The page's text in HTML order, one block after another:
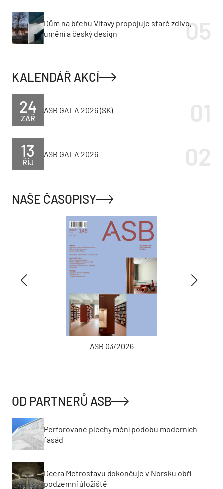
Dům na břehu Vltavy propojuje staré zdivo,
umění a český design
KALENDÁŘ AKCÍ
ZÁŘ
24 ASB GALA 2026 (SK)
ŘÍJ
13 ASB GALA 2026
NAŠE ČASOPISY
ASB 03/2026
OD PARTNERŮ ASB
Perforované plechy mění podobu moderních
fasád
Dcera Metrostavu dokončuje v Norsku obří
podzemní úložiště